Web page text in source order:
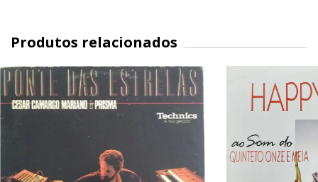
Produtos relacionados